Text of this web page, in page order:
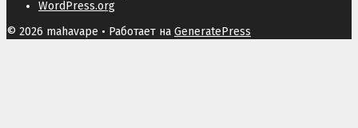
WordPress.org
© 2026 mahavape • Работает на GeneratePress